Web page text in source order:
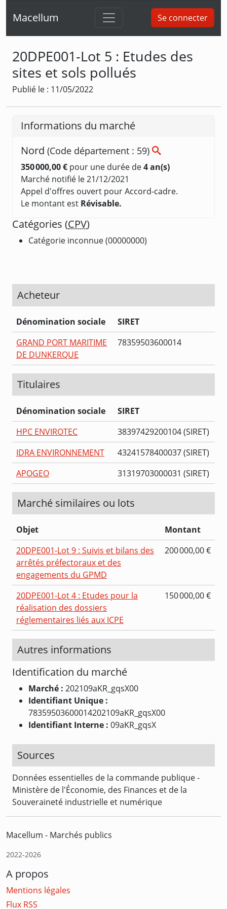
Macellum Se connecter
20DPE001-Lot 5 : Etudes des
sites et sols pollués
Publié le : 11/05/2022
Informations du marché
Nord (Code département : 59)
350 000,00 € pour une durée de4 an(s)
Marché notifié le 21/12/2021
Appel d'offres ouvert pour Accord-cadre.
Le montant est Révisable.
Catégories (CPV)
Catégorie inconnue (00000000)
Acheteur
Dénomination sociale
SIRET
GRAND PORT MARITIME
DE DUNKERQUE
78359503600014
Titulaires
Dénomination sociale
SIRET
HPC ENVIROTEC
38397429200104 (SIRET)
IDRA ENVIRONNEMENT
43241578400037 (SIRET)
APOGEO
31319703000031 (SIRET)
Marché similaires ou lots
Objet
Montant
20DPE001-Lot 9 : Suivis et bilans des
arrêtés préfectoraux et des
engagements du GPMD
200 000,00 €
20DPE001-Lot 4 : Etudes pour la
réalisation des dossiers
réglementaires liés aux ICPE
150 000,00 €
Autres informations
Identification du marché
Marché : 202109aKR_gqsX00
Identifiant Unique :
78359503600014202109aKR_gqsX00
Identifiant Interne : 09aKR_gqsX
Sources
Données essentielles de la commande publique -
Ministère de l'Économie, des Finances et de la
Souveraineté industrielle et numérique
Macellum - Marchés publics
2022-2026
A propos
Mentions légales
Flux RSS